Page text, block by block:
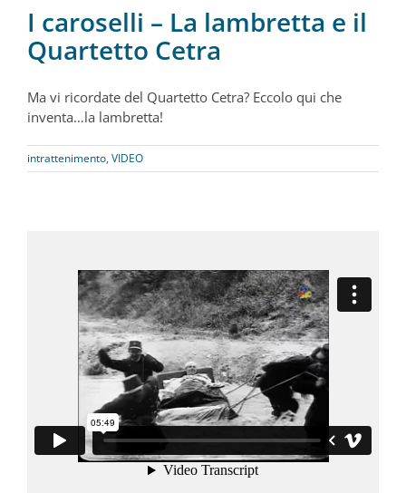
I caroselli – La lambretta e il
Quartetto Cetra
Ma vi ricordate del Quartetto Cetra? Eccolo qui che
inventa…la lambretta!
intrattenimento, VIDEO